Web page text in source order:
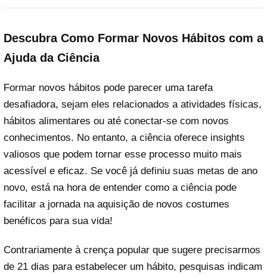
Descubra Como Formar Novos Hábitos com a
Ajuda da Ciência
Formar novos hábitos pode parecer uma tarefa
desafiadora, sejam eles relacionados a atividades físicas,
hábitos alimentares ou até conectar-se com novos
conhecimentos. No entanto, a ciência oferece insights
valiosos que podem tornar esse processo muito mais
acessível e eficaz. Se você já definiu suas metas de ano
novo, está na hora de entender como a ciência pode
facilitar a jornada na aquisição de novos costumes
benéficos para sua vida!
Contrariamente à crença popular que sugere precisarmos
de 21 dias para estabelecer um hábito, pesquisas indicam